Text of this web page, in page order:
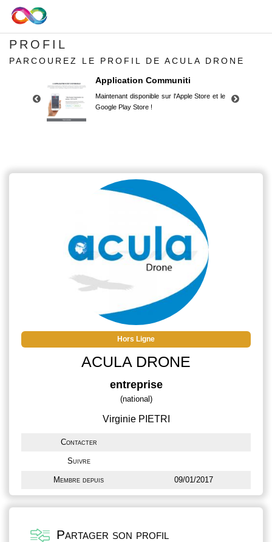
PROFIL
PARCOUREZ LE PROFIL DE ACULA DRONE
Application Communiti
Maintenant disponible sur l'Apple Store et le
Google Play Store !
Google Play Store !
Hors Ligne
ACULA DRONE
entreprise
(national)
Virginie PIETRI
Contacter
Suivre
Membre depuis 09/01/2017
Partager son profil